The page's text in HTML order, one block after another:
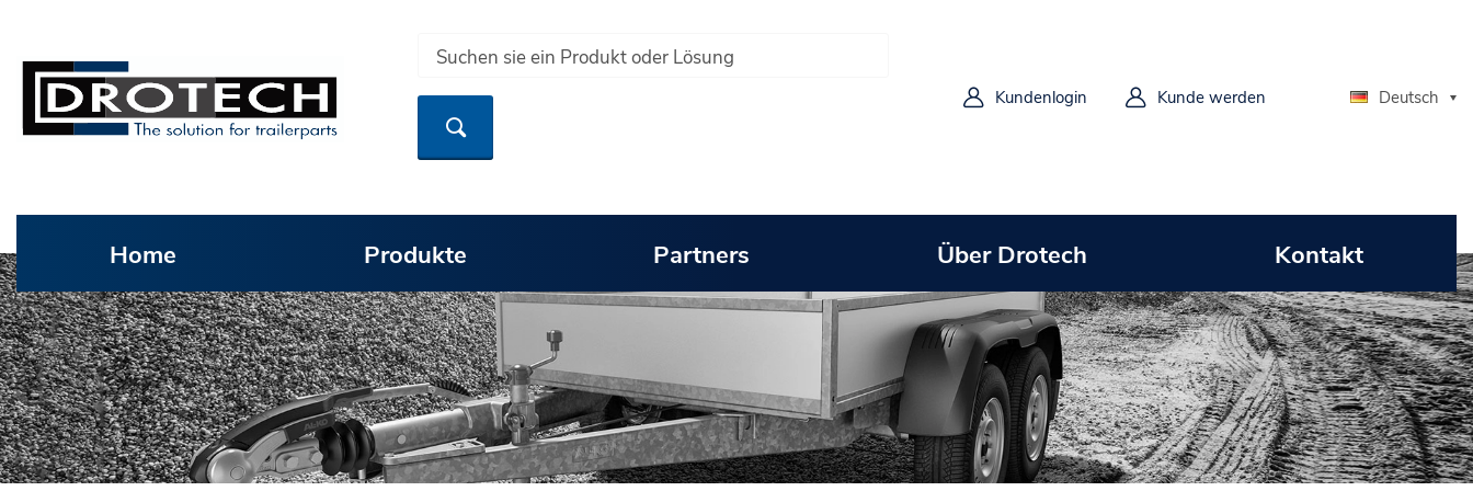
Kundenlogin Kunde werden Deutsch
Home Produkte Partners Über Drotech Kontakt